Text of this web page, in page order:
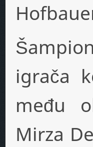
igrača
među
Mirza